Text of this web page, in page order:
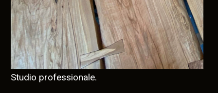
Studio professionale.